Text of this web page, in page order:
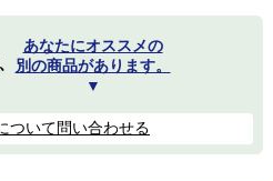
あなたにオススメの
別の商品があります。
▼
ついて問い合わせる